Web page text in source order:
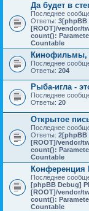
Да будет в
Последнее
Ответы: 3[phpBB
[ROOT]/vendor/
count():
Countable
Кинофильмы,
Последнее
Ответы: 204
Рыба-игла -
Последнее
Ответы: 20
Открытое
Последнее
Ответы: 2[phpBB
[ROOT]/vendor/
count():
Countable
Конференция
Последнее
[phpBB Debug]
[ROOT]/vendor/
count():
Countable